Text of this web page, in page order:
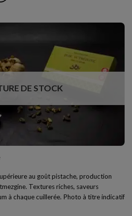
DE STOCK
au goût pistache, production
Textures riches, saveurs
à chaque cuillerée. Photo à titre indicatif